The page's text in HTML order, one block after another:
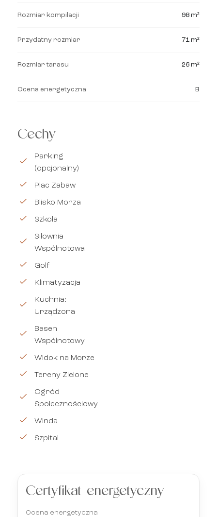
Rozmiar kompilacji 98 m²
Przydatny rozmiar 71 m²
Rozmiar tarasu 26 m²
Ocena energetyczna B
Cechy
Parking
(opcjonalny)
Plac Zabaw
Blisko Morza
Szkoła
Siłownia
Wspólnotowa
Golf
Klimatyzacja
Kuchnia:
Urządzona
Basen
Wspólnotowy
Widok na Morze
Tereny Zielone
Ogród
Społecznościowy
Winda
Szpital
Certyfikat energetyczny
Ocena energetyczna